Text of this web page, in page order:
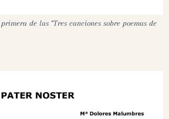
de las "Tres canciones sobre poemas de